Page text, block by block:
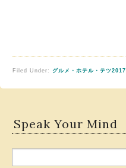
Filed Under: グルメ・ホテル・テツ2017
Speak Your Mind